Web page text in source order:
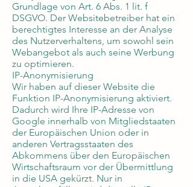
Grundlage von Art. 6 Abs. 1 lit. f
DSGVO. Der Websitebetreiber hat ein
berechtigtes Interesse an der Analyse
des Nutzerverhaltens, um sowohl sein
Webangebot als auch seine Werbung
zu optimieren.
IP-Anonymisierung
Wir haben auf dieser Website die
Funktion IP-Anonymisierung aktiviert.
Dadurch wird Ihre IP-Adresse von
Google innerhalb von Mitgliedstaaten
der Europäischen Union oder in
anderen Vertragsstaaten des
Abkommens über den Europäischen
Wirtschaftsraum vor der Übermittlung
in die USA gekürzt. Nur in